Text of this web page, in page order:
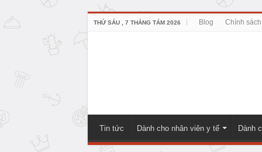
THỨ SÁU , 7 THÁNG TÁM 2026 Blog Chính
Tin tức Dành cho nhân viên y tế Dành